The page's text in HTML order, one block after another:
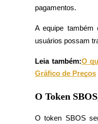
Serviço de empréstimo
pagamentos.
A equipe também
usuários possam
Leia também:O
Gráfico de Preços
O Token
O token SBOS